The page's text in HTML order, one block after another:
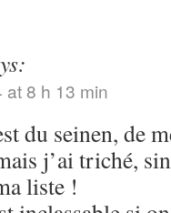
at 8 h 13 min
du seinen, de
j’ai triché,
liste !